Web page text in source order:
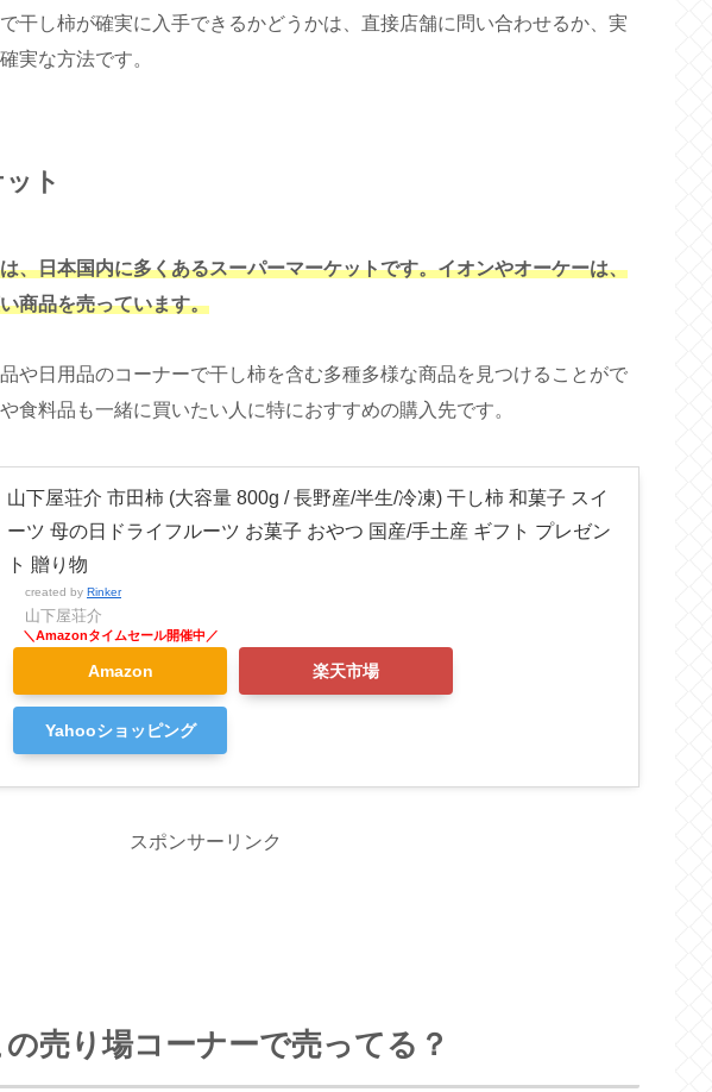
干し柿が確実に入手できるかどうかは、直接店舗に問い合わせるか、実
実な方法です。
ト
、日本国内に多くあるスーパーマーケットです。イオンやオーケーは、
商品を売っています。
や日用品のコーナーで干し柿を含む多種多様な商品を見つけることがで
食料品も一緒に買いたい人に特におすすめの購入先です。
山下屋荘介 市田柿 (大容量 800g / 長野産/半生/冷凍) 干し柿 和菓子 スイ
ーツ 母の日ドライフルーツ お菓子 おやつ 国産/手土産 ギフト プレゼン
ト 贈り物
created by Rinker
山下屋荘介
Amazon 楽天市場
Yahooショッピング
スポンサーリンク
売り場コーナーで売ってる？